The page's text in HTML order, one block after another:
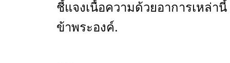
ชี้แจงเนื้อความด้วยอาการเหล่
ข้าพระองค์.